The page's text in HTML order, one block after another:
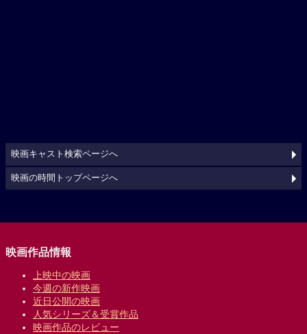
映画キャスト検索ページへ
映画の時間トップページへ
映画作品情報
上映中の映画
今週の新作映画
近日公開の映画
人気シリーズ＆受賞作品
映画作品のレビュー